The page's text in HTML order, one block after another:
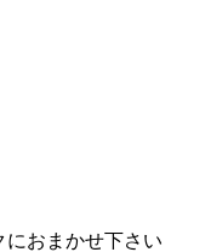
におまかせ下さい